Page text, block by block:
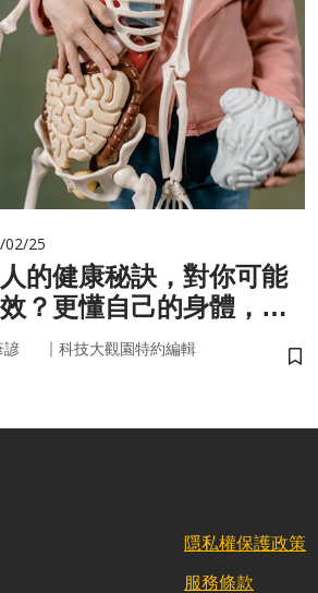
02/25
的健康秘訣，對你可能
？更懂自己的身體，才
「精準健康」！
諺 ｜ 科技大觀園特約編輯
儲
隱私權保護政策
服務條款